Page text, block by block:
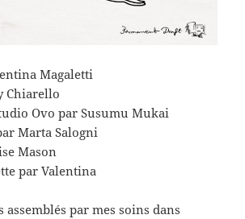
Magaletti
Chiarello
Ovo par Susumu Mukai
Marta Salogni
Mason
par Valentina
assemblés par mes soins dans